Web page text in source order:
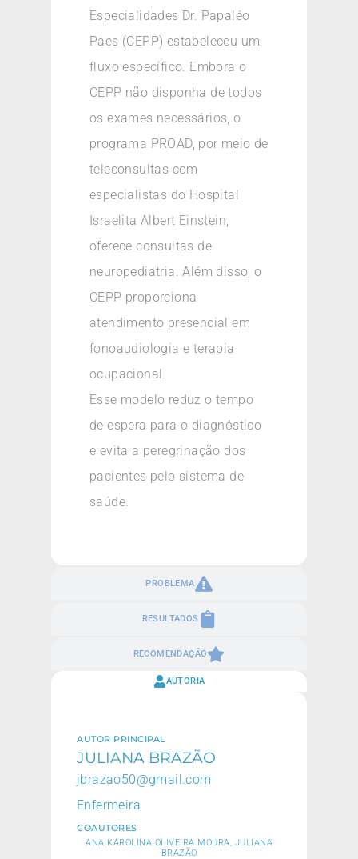
PROBLEMA
RESULTADOS
RECOMENDAÇÃO
Especialidades Dr. Papaléo
Paes (CEPP) estabeleceu um
fluxo específico. Embora o
CEPP não disponha de todos
os exames necessários, o
programa PROAD, por meio de
teleconsultas com
especialistas do Hospital
Israelita Albert Einstein,
oferece consultas de
neuropediatria. Além disso, o
CEPP proporciona
atendimento presencial em
fonoaudiologia e terapia
ocupacional.
Esse modelo reduz o tempo
de espera para o diagnóstico
e evita a peregrinação dos
pacientes pelo sistema de
saúde.
AUTORIA
AUTOR PRINCIPAL
JULIANA BRAZÃO
jbrazao50@gmail.com
Enfermeira
COAUTORES
ANA KAROLINA OLIVEIRA MOURA, JULIANA
BRAZÃO